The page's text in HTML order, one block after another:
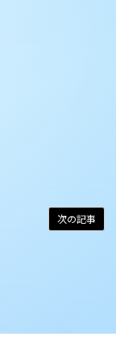
次の記事